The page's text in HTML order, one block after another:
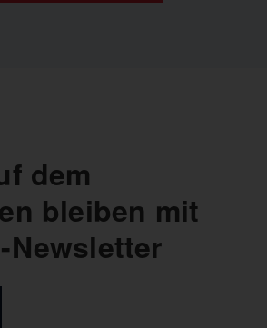
dem
bleiben mit
Newsletter